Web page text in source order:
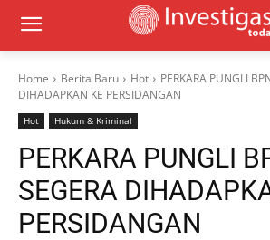
Home Berita Baru Hot
PERKARA PUNGLI
DIHADAPKAN KE PERSIDANGAN
Hot Hukum & Kriminal
PERKARA PUNGLI
SEGERA
PERSIDANGAN